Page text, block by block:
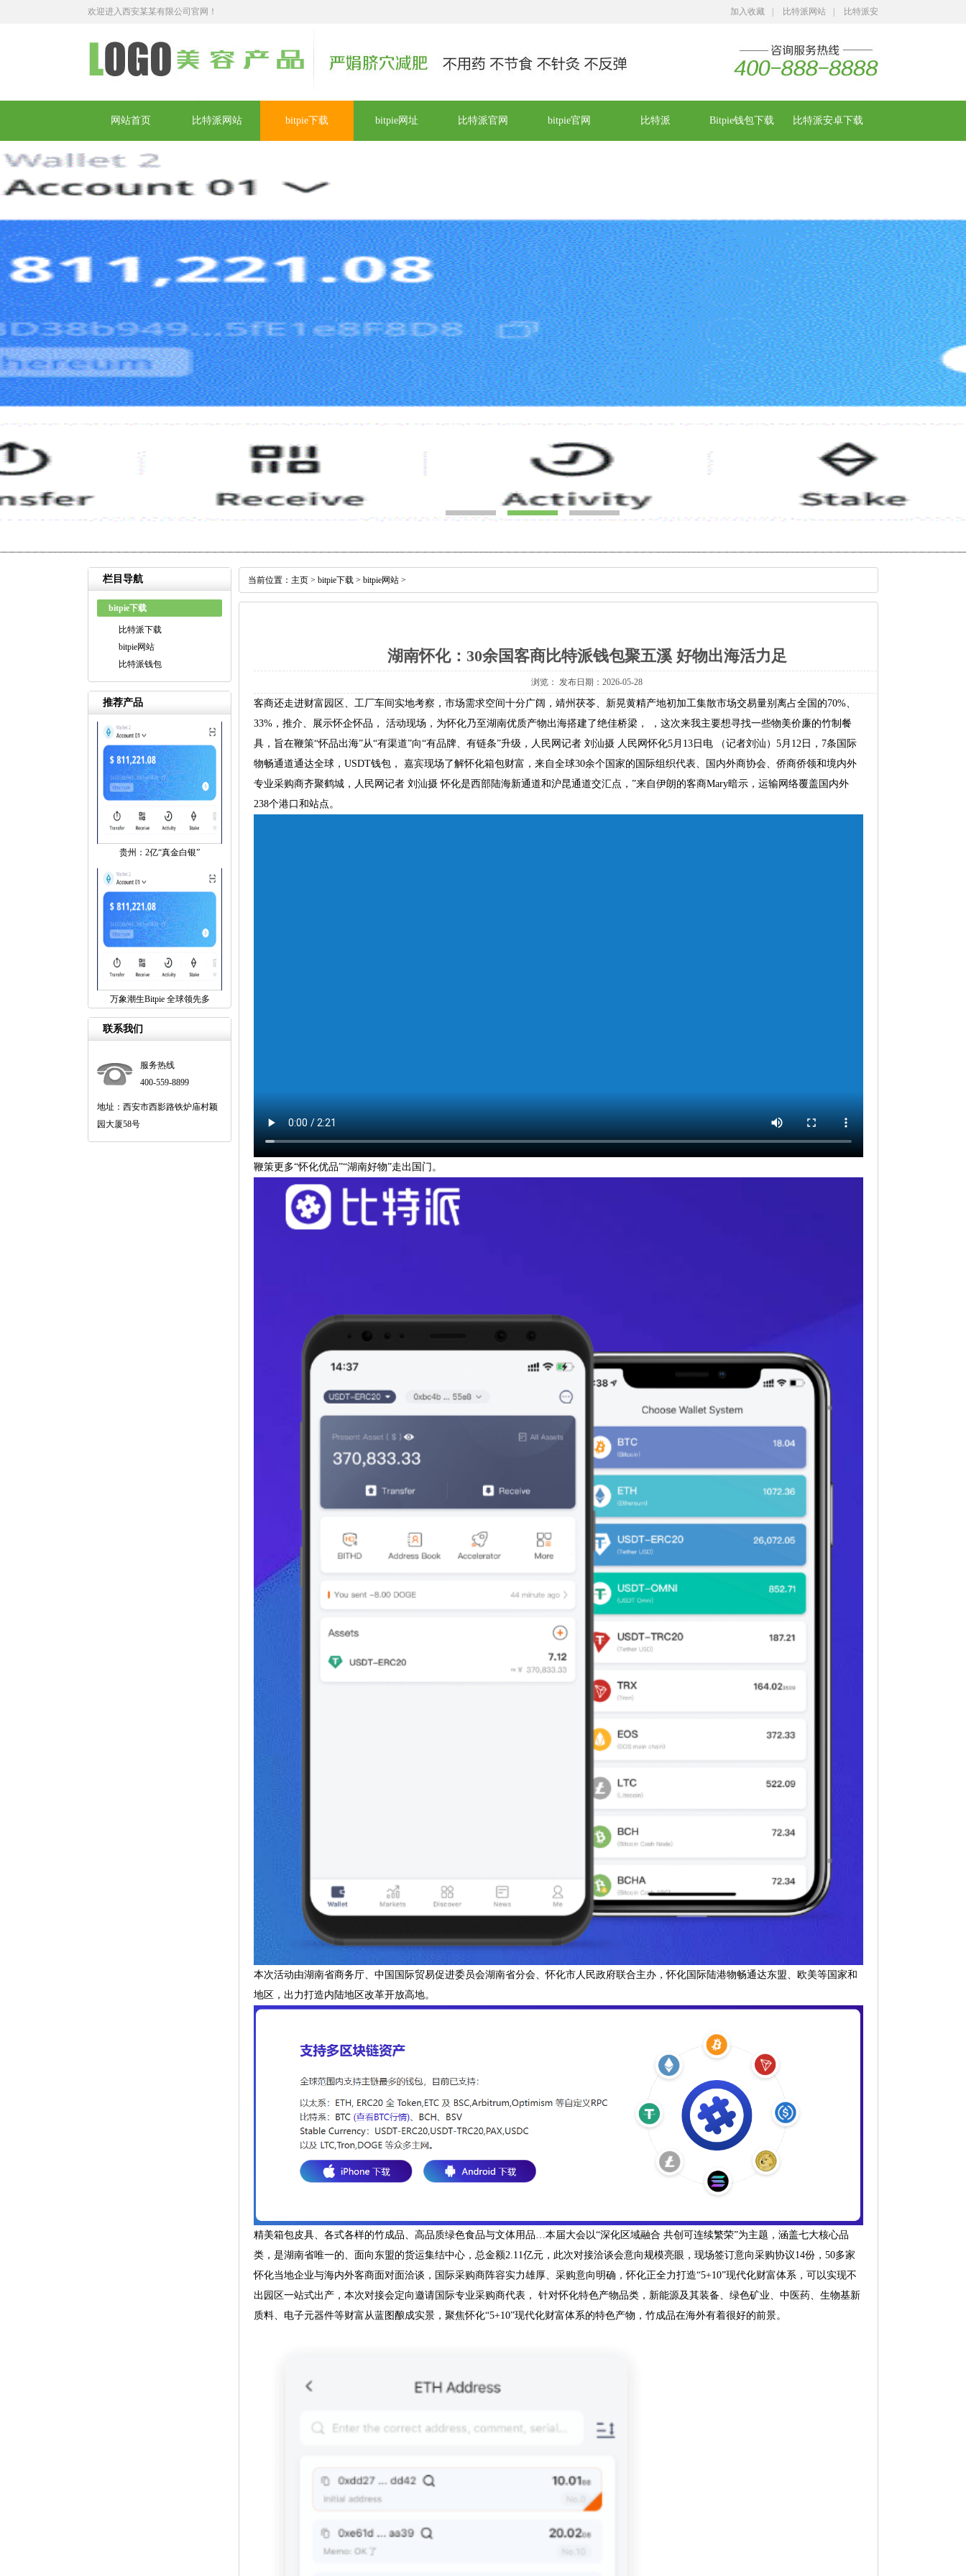
欢迎进入西安某某有限公司官网！ 加入收藏 比特派网站 比特派安
网站首页 比特派网站 bitpie下载 bitpie网址 比特派官网 bitpie官网 比特派 Bitpie钱包下载 比特派安卓下载
栏目导航
bitpie下载
比特派下载
bitpie网站
比特派钱包
推荐产品
贵州：2亿“真金白银”
万象潮生Bitpie 全球领先多
联系我们
服务热线
400-559-8899
地址：西安市西影路铁炉庙村颖
园大厦58号
当前位置： 主页 > bitpie下载 > bitpie网站 >
湖南怀化：30余国客商比特派钱包聚五溪 好物出海活力足
浏览： 发布日期：2026-05-28
客商还走进财富园区、工厂车间实地考察，市场需求空间十分广阔，靖州茯苓、新晃黄精产地初加工集散市场交易量别离占全国的70%、
33%，推介、展示怀企怀品， 活动现场，为怀化乃至湖南优质产物出海搭建了绝佳桥梁， ，这次来我主要想寻找一些物美价廉的竹制餐
具，旨在鞭策“怀品出海”从“有渠道”向“有品牌、有链条”升级，人民网记者 刘汕摄 人民网怀化5月13日电 （记者刘汕）5月12日，7条国际
物畅通道通达全球，USDT钱包， 嘉宾现场了解怀化箱包财富，来自全球30余个国家的国际组织代表、国内外商协会、侨商侨领和境内外
专业采购商齐聚鹤城，人民网记者 刘汕摄 怀化是西部陆海新通道和沪昆通道交汇点，”来自伊朗的客商Mary暗示，运输网络覆盖国内外
238个港口和站点。
鞭策更多“怀化优品”“湖南好物”走出国门。
本次活动由湖南省商务厅、中国国际贸易促进委员会湖南省分会、怀化市人民政府联合主办，怀化国际陆港物畅通达东盟、欧美等国家和
地区，出力打造内陆地区改革开放高地。
精美箱包皮具、各式各样的竹成品、高品质绿色食品与文体用品…本届大会以“深化区域融合 共创可连续繁荣”为主题，涵盖七大核心品
类，是湖南省唯一的、面向东盟的货运集结中心，总金额2.11亿元，此次对接洽谈会意向规模亮眼，现场签订意向采购协议14份，50多家
怀化当地企业与海内外客商面对面洽谈，国际采购商阵容实力雄厚、采购意向明确，怀化正全力打造“5+10”现代化财富体系，可以实现不
出园区一站式出产，本次对接会定向邀请国际专业采购商代表， 针对怀化特色产物品类，新能源及其装备、绿色矿业、中医药、生物基新
质料、电子元器件等财富从蓝图酿成实景，聚焦怀化“5+10”现代化财富体系的特色产物，竹成品在海外有着很好的前景。